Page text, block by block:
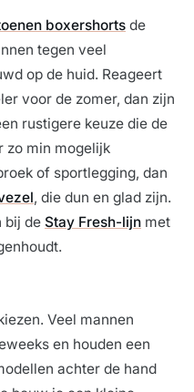
boxershorts de
tegen veel
op de huid. Reageert
voor de zomer, dan zijn
rustigere keuze die de
zo min mogelijk
of sportlegging, dan
, die dun en glad zijn.
bij de Stay Fresh-lijn met
Veel mannen
en houden een
achter de hand